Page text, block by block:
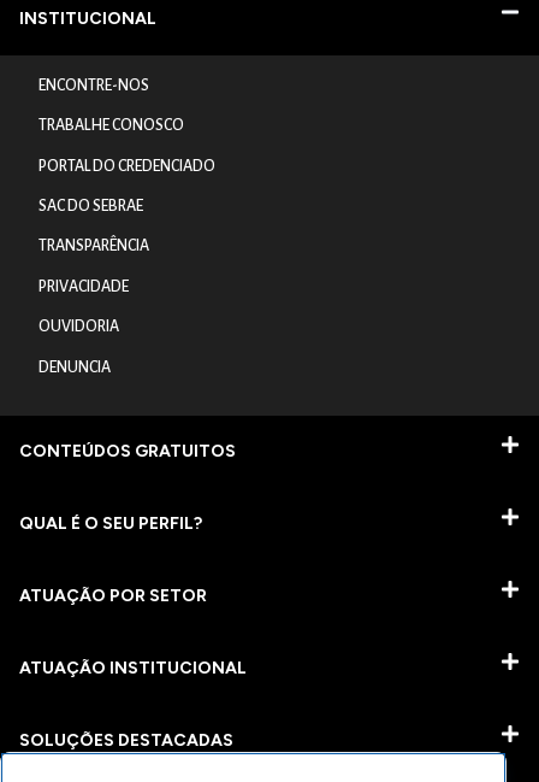
INSTITUCIONAL
ENCONTRE-NOS
TRABALHE CONOSCO
PORTAL DO CREDENCIADO
SAC DO SEBRAE
TRANSPARÊNCIA
PRIVACIDADE
OUVIDORIA
DENUNCIA
CONTEÚDOS GRATUITOS
QUAL É O SEU PERFIL?
ATUAÇÃO POR SETOR
ATUAÇÃO INSTITUCIONAL
SOLUÇÕES DESTACADAS